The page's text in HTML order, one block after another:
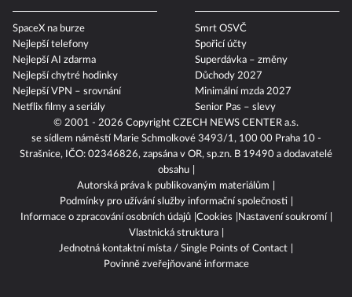
SpaceX na burze
Nejlepší telefony
Nejlepší AI zdarma
Nejlepší chytré hodinky
Nejlepší VPN – srovnání
Netflix filmy a seriály
Smrt OSVČ
Spořicí účty
Superdávka – změny
Důchody 2027
Minimální mzda 2027
Senior Pas – slevy
© 2001 - 2026 Copyright CZECH NEWS CENTER a.s.
se sídlem náměstí Marie Schmolkové 3493/1, 100 00 Praha 10 -
Strašnice, IČO: 02346826, zapsána v OR, sp.zn. B 19490 a dodavatelé
obsahu
Autorská práva k publikovaným materiálům
Podmínky pro užívání služby informační společnosti
Informace o zpracování osobních údajů Cookies
Nastavení soukromí
Vlastnická struktura
Jednotná kontaktní místa / Single Points of Contact
Povinně zveřejňované informace